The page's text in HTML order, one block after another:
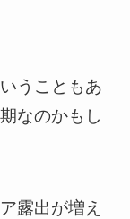
うこともあ
なのかもし
露出が増え